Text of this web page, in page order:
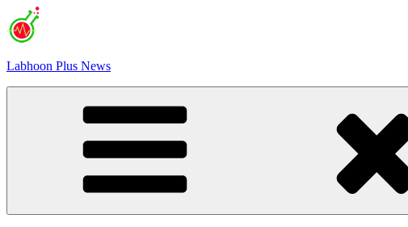
Skip
to
content
Labhoon Plus News